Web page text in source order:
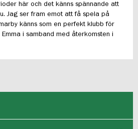
här och det känns spännande att
Jag ser fram emot att få spela på
känns som en perfekt klubb för
i samband med återkomsten i